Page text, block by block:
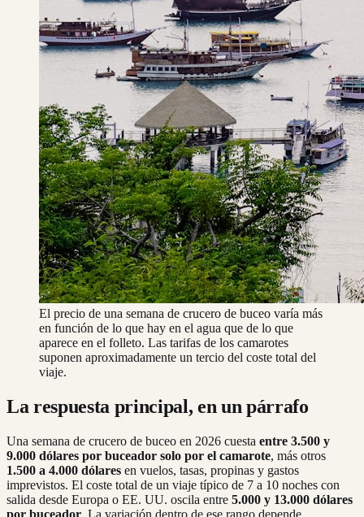
El precio de una semana de crucero de buceo varía más
en función de lo que hay en el agua que de lo que
aparece en el folleto. Las tarifas de los camarotes
suponen aproximadamente un tercio del coste total del
viaje.
La respuesta principal, en un párrafo
Una semana de crucero de buceo en 2026 cuesta entre 3.500 y
9.000 dólares por buceador solo por el camarote, más otros
1.500 a 4.000 dólares en vuelos, tasas, propinas y gastos
imprevistos. El coste total de un viaje típico de 7 a 10 noches con
salida desde Europa o EE. UU. oscila entre 5.000 y 13.000 dólares
por buceador. La variación dentro de ese rango depende